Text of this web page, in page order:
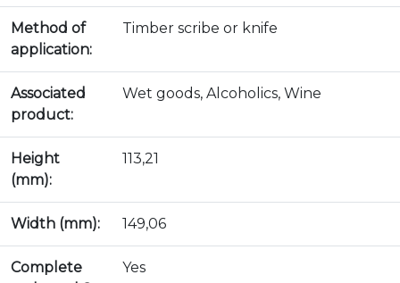
Method of
application:
Timber scribe or knife
Associated
product:
Wet goods, Alcoholics, Wine
Height
(mm):
113,21
Width (mm): 149,06
Complete
Yes